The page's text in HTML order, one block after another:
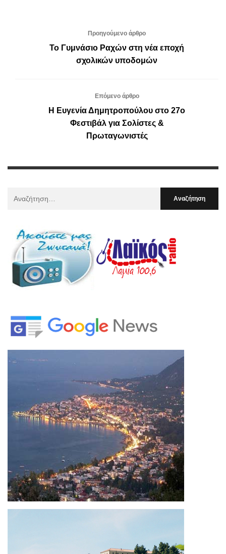
Προηγούμενο άρθρο
Το Γυμνάσιο Ραχών στη νέα εποχή
σχολικών υποδομών
Επόμενο άρθρο
Η Ευγενία Δημητροπούλου στο 27o
Φεστιβάλ για Σολίστες &
Πρωταγωνιστές